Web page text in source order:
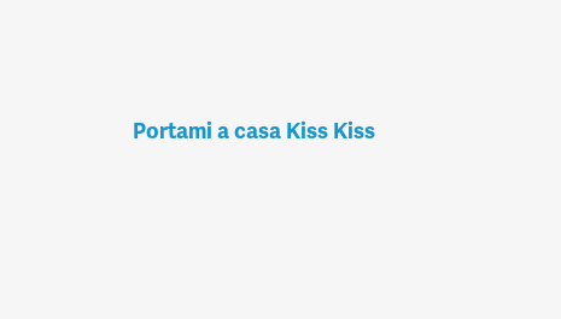
Portami a casa Kiss Kiss